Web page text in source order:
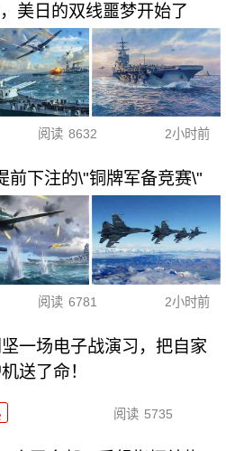
美日的双线噩梦开始了
阅读 8632 2小时前
前下注的\"铜牌军备竞赛\"
阅读 6781 2小时前
一场电子战演习，把自家
送了命！
阅读 5735